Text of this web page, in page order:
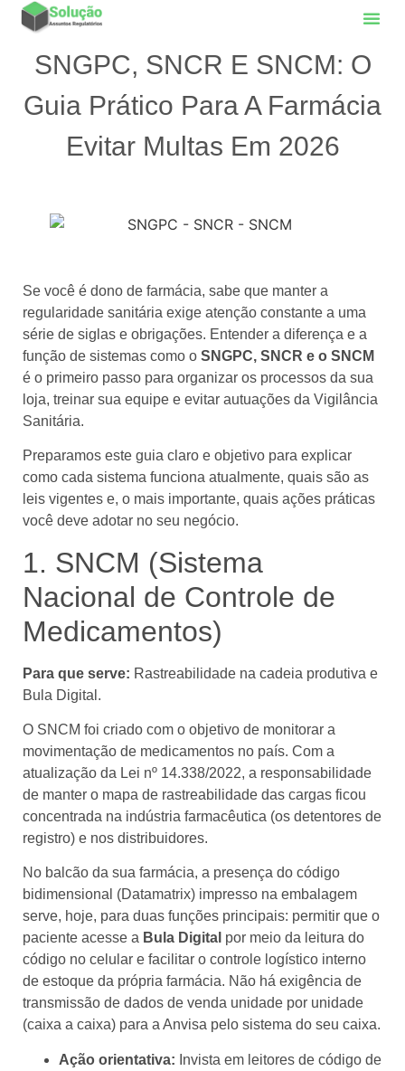
SNGPC, SNCR E SNCM: O
Guia Prático Para A Farmácia
Evitar Multas Em 2026
Se você é dono de farmácia, sabe que manter a
regularidade sanitária exige atenção constante a uma
série de siglas e obrigações. Entender a diferença e a
função de sistemas como o SNGPC, SNCR e o SNCM
é o primeiro passo para organizar os processos da sua
loja, treinar sua equipe e evitar autuações da Vigilância
Sanitária.
Preparamos este guia claro e objetivo para explicar
como cada sistema funciona atualmente, quais são as
leis vigentes e, o mais importante, quais ações práticas
você deve adotar no seu negócio.
1. SNCM (Sistema
Nacional de Controle de
Medicamentos)
Para que serve: Rastreabilidade na cadeia produtiva e
Bula Digital.
O SNCM foi criado com o objetivo de monitorar a
movimentação de medicamentos no país. Com a
atualização da Lei nº 14.338/2022, a responsabilidade
de manter o mapa de rastreabilidade das cargas ficou
concentrada na indústria farmacêutica (os detentores de
registro) e nos distribuidores.
No balcão da sua farmácia, a presença do código
bidimensional (Datamatrix) impresso na embalagem
serve, hoje, para duas funções principais: permitir que o
paciente acesse a Bula Digital por meio da leitura do
código no celular e facilitar o controle logístico interno
de estoque da própria farmácia. Não há exigência de
transmissão de dados de venda unidade por unidade
(caixa a caixa) para a Anvisa pelo sistema do seu caixa.
Ação orientativa: Invista em leitores de código de